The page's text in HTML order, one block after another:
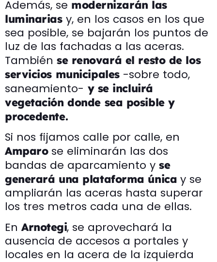
Además, se modernizarán las
luminariasy, en los casos en los que
sea posible, se bajarán los puntos de
luz de las fachadas a las aceras.
También se renovará el resto de los
servicios municipales -sobre todo,
saneamiento- y se incluirá
vegetación donde sea posible y
procedente.
Si nos fijamos calle por calle, en
Amparose eliminarán las dos
bandas de aparcamiento y se
generará una plataforma única y se
ampliarán las aceras hasta superar
los tres metros cada una de ellas.
En Arnotegi, se aprovechará la
ausencia de accesos a portales y
locales en la acera de la izquierda